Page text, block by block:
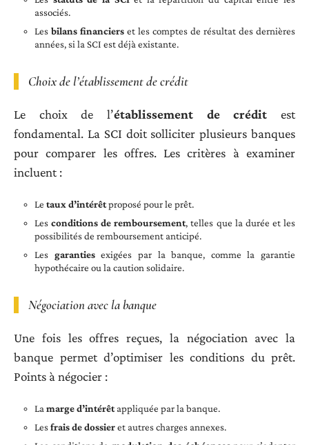
associés.
Les bilans financiers et les comptes de résultat des dernières
années, si la SCI est déjà existante.
Choix de l’établissement de crédit
Le choix de l’établissement de crédit est
fondamental. La SCI doit solliciter plusieurs banques
pour comparer les offres. Les critères à examiner
incluent :
Le taux d’intérêtproposé pour le prêt.
Lesconditions de remboursement, telles que la durée et les
possibilités de remboursement anticipé.
Les garantiesexigées par la banque, comme la garantie
hypothécaire ou la caution solidaire.
Négociation avec la banque
Une fois les offres reçues, la négociation avec la
banque permet d’optimiser les conditions du prêt.
Points à négocier :
La marge d’intérêtappliquée par la banque.
Lesfrais de dossieret autres charges annexes.